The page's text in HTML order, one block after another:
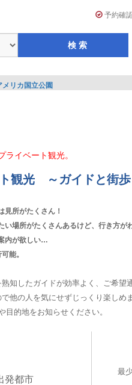
予約確
メリカ国立公園
イベート観光。
観光 ～ガイドと街歩
見所がたくさん！
い場所がたくさんあるけど、行き方が
内が欲しい…
能。
知したガイドが効率よく、ご希望
他の人を気にせずじっくり楽しめ
目的地をお知らせください。
発都市
最